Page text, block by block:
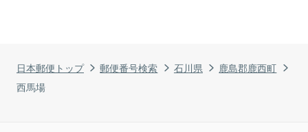
日本郵便トップ 郵便番号検索 石川県
鹿島郡鹿西町
西馬場